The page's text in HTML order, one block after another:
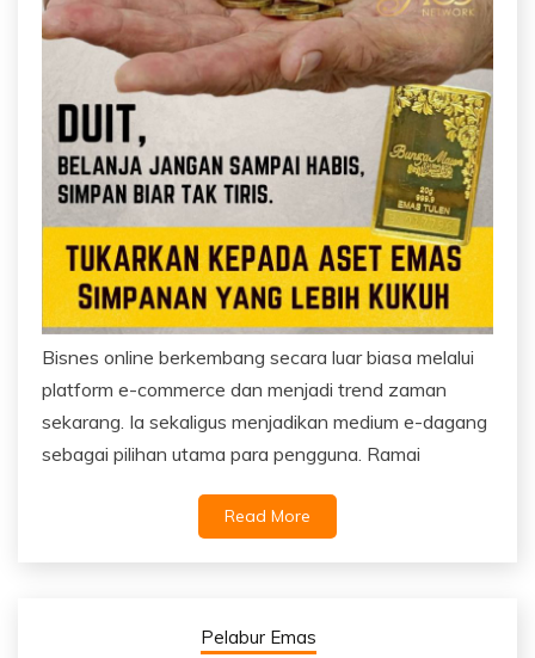
Bisnes online berkembang secara luar biasa melalui
platform e-commerce dan menjadi trend zaman
sekarang. Ia sekaligus menjadikan medium e-dagang
sebagai pilihan utama para pengguna. Ramai
Read More
Pelabur Emas